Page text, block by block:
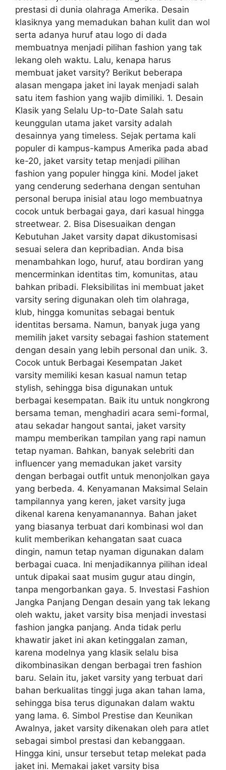
prestasi di dunia olahraga Amerika. Desain
klasiknya yang memadukan bahan kulit dan wol
serta adanya huruf atau logo di dada
membuatnya menjadi pilihan fashion yang tak
lekang oleh waktu. Lalu, kenapa harus
membuat jaket varsity? Berikut beberapa
alasan mengapa jaket ini layak menjadi salah
satu item fashion yang wajib dimiliki. 1. Desain
Klasik yang Selalu Up-to-Date Salah satu
keunggulan utama jaket varsity adalah
desainnya yang timeless. Sejak pertama kali
populer di kampus-kampus Amerika pada abad
ke-20, jaket varsity tetap menjadi pilihan
fashion yang populer hingga kini. Model jaket
yang cenderung sederhana dengan sentuhan
personal berupa inisial atau logo membuatnya
cocok untuk berbagai gaya, dari kasual hingga
streetwear. 2. Bisa Disesuaikan dengan
Kebutuhan Jaket varsity dapat dikustomisasi
sesuai selera dan kepribadian. Anda bisa
menambahkan logo, huruf, atau bordiran yang
mencerminkan identitas tim, komunitas, atau
bahkan pribadi. Fleksibilitas ini membuat jaket
varsity sering digunakan oleh tim olahraga,
klub, hingga komunitas sebagai bentuk
identitas bersama. Namun, banyak juga yang
memilih jaket varsity sebagai fashion statement
dengan desain yang lebih personal dan unik. 3.
Cocok untuk Berbagai Kesempatan Jaket
varsity memiliki kesan kasual namun tetap
stylish, sehingga bisa digunakan untuk
berbagai kesempatan. Baik itu untuk nongkrong
bersama teman, menghadiri acara semi-formal,
atau sekadar hangout santai, jaket varsity
mampu memberikan tampilan yang rapi namun
tetap nyaman. Bahkan, banyak selebriti dan
influencer yang memadukan jaket varsity
dengan berbagai outfit untuk menonjolkan gaya
yang berbeda. 4. Kenyamanan Maksimal Selain
tampilannya yang keren, jaket varsity juga
dikenal karena kenyamanannya. Bahan jaket
yang biasanya terbuat dari kombinasi wol dan
kulit memberikan kehangatan saat cuaca
dingin, namun tetap nyaman digunakan dalam
berbagai cuaca. Ini menjadikannya pilihan ideal
untuk dipakai saat musim gugur atau dingin,
tanpa mengorbankan gaya. 5. Investasi Fashion
Jangka Panjang Dengan desain yang tak lekang
oleh waktu, jaket varsity bisa menjadi investasi
fashion jangka panjang. Anda tidak perlu
khawatir jaket ini akan ketinggalan zaman,
karena modelnya yang klasik selalu bisa
dikombinasikan dengan berbagai tren fashion
baru. Selain itu, jaket varsity yang terbuat dari
bahan berkualitas tinggi juga akan tahan lama,
sehingga bisa terus digunakan dalam waktu
yang lama. 6. Simbol Prestise dan Keunikan
Awalnya, jaket varsity dikenakan oleh para atlet
sebagai simbol prestasi dan kebanggaan.
Hingga kini, unsur tersebut tetap melekat pada
jaket ini. Memakai jaket varsity bisa